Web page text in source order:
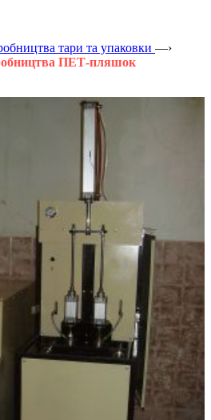
тари та упаковки —›
ПЕТ-пляшок